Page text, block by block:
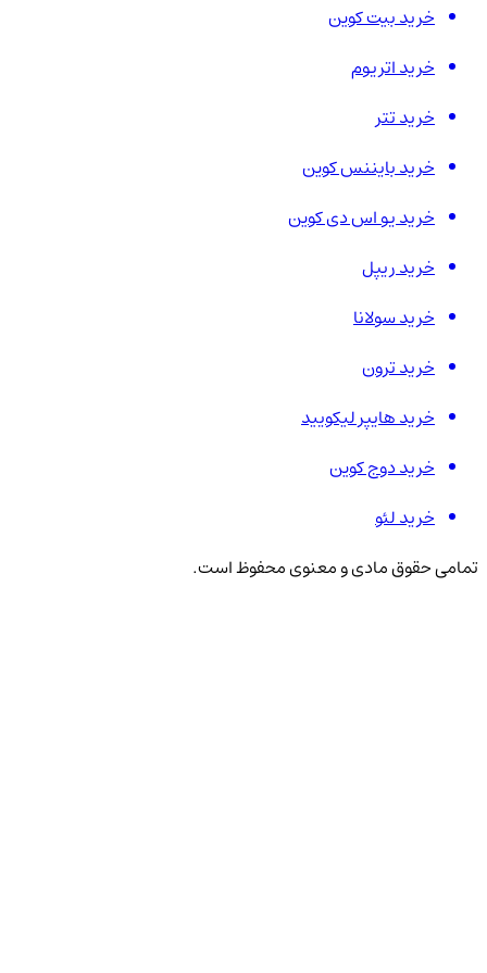
خرید بیت کوین
خرید اتریوم
خرید تتر
خرید بایننس کوین
خرید یو اس دی کوین
خرید ریپل
خرید سولانا
خرید ترون
خرید هایپر لیکویید
خرید دوج کوین
خرید لئو
تمامی حقوق مادی و معنوی محفوظ است.